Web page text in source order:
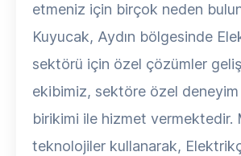
etmeniz için birçok neden
Kuyucak, Aydın bölgesinde
sektörü için özel çözümler
ekibimiz, sektöre özel
birikimi ile hizmet vermektedir.
teknolojiler kullanarak,